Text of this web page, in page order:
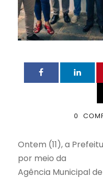
0
Ontem (11), a
por meio da
Agência Municipal